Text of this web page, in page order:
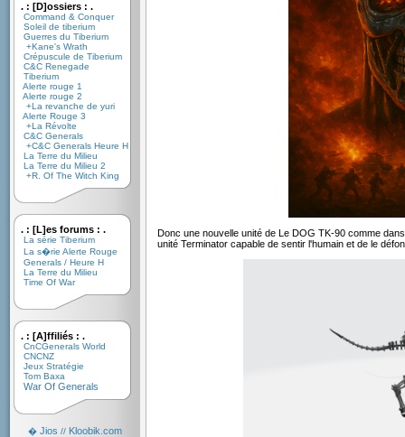
. : [D]ossiers : .
Command & Conquer
Soleil de tiberium
Guerres du Tiberium
+Kane's Wrath
Crépuscule de Tiberium
C&C Renegade
Tiberium
Alerte rouge 1
Alerte rouge 2
+La revanche de yuri
Alerte Rouge 3
+La Révolte
C&C Generals
+C&C Generals Heure H
La Terre du Milieu
La Terre du Milieu 2
+R. Of The Witch King
. : [L]es forums : .
La série Tiberium
La s�rie Alerte Rouge
Generals / Heure H
La Terre du Milieu
Time Of War
. : [A]ffiliés : .
CnCGenerals World
CNCNZ
Jeux Stratégie
Tom Baxa
War Of Generals
� Jios // Kloobik.com
Donc une nouvelle unité de Le DOG TK-90 comme
unité Terminator capable de sentir l'humain et de le